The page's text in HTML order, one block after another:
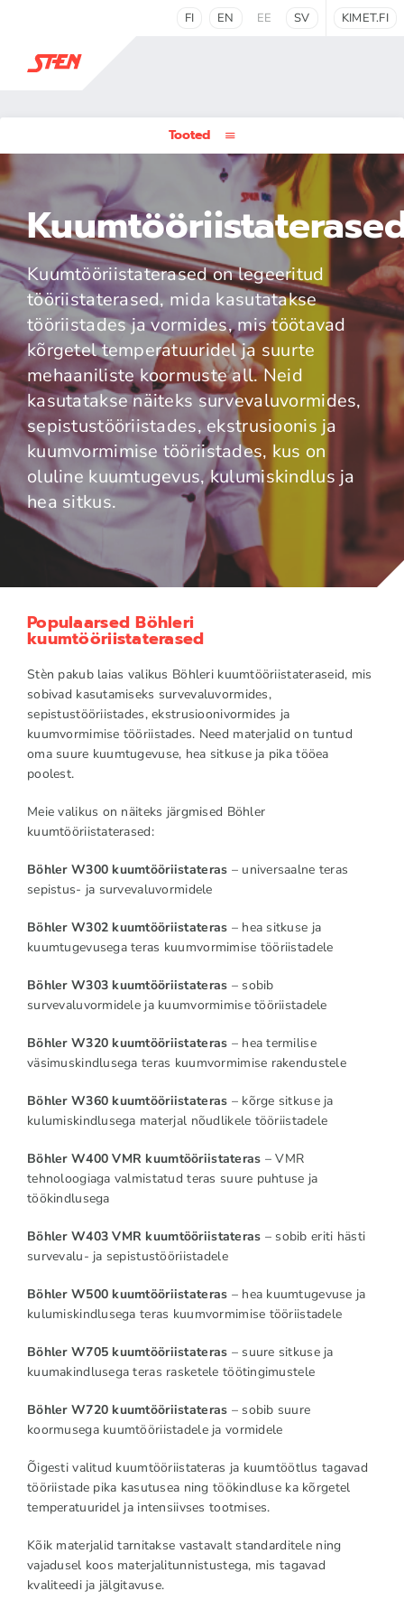
FI EN EE SV KIMET.FI
Tooted
Kuumtööriistaterased on legeeritud
tööriistaterased, mida kasutatakse
tööriistades ja vormides, mis töötavad
kõrgetel temperatuuridel ja suurte
mehaaniliste koormuste all. Neid
kasutatakse näiteks survevaluvormides,
sepistustööriistades, ekstrusioonis ja
kuumvormimise tööriistades, kus on
oluline kuumtugevus, kulumiskindlus ja
hea sitkus.
Populaarsed Böhleri
kuumtööriistaterased
Stèn pakub laias valikus Böhleri kuumtööriistateraseid, mis
sobivad kasutamiseks survevaluvormides,
sepistustööriistades, ekstrusioonivormides ja
kuumvormimise tööriistades. Need materjalid on tuntud
oma suure kuumtugevuse, hea sitkuse ja pika tööea
poolest.
Meie valikus on näiteks järgmised Böhler
kuumtööriistaterased:
Böhler W300 kuumtööriistateras – universaalne teras
sepistus- ja survevaluvormidele
Böhler W302 kuumtööriistateras – hea sitkuse ja
kuumtugevusega teras kuumvormimise tööriistadele
Böhler W303 kuumtööriistateras – sobib
survevaluvormidele ja kuumvormimise tööriistadele
Böhler W320 kuumtööriistateras – hea termilise
väsimuskindlusega teras kuumvormimise rakendustele
Böhler W360 kuumtööriistateras – kõrge sitkuse ja
kulumiskindlusega materjal nõudlikele tööriistadele
Böhler W400 VMR kuumtööriistateras – VMR
tehnoloogiaga valmistatud teras suure puhtuse ja
töökindlusega
Böhler W403 VMR kuumtööriistateras – sobib eriti hästi
survevalu- ja sepistustööriistadele
Böhler W500 kuumtööriistateras – hea kuumtugevuse ja
kulumiskindlusega teras kuumvormimise tööriistadele
Böhler W705 kuumtööriistateras – suure sitkuse ja
kuumakindlusega teras rasketele töötingimustele
Böhler W720 kuumtööriistateras – sobib suure
koormusega kuumtööriistadele ja vormidele
Õigesti valitud kuumtööriistateras ja kuumtöötlus tagavad
tööriistade pika kasutusea ning töökindluse ka kõrgetel
temperatuuridel ja intensiivses tootmises.
Kõik materjalid tarnitakse vastavalt standarditele ning
vajadusel koos materjalitunnistustega, mis tagavad
kvaliteedi ja jälgitavuse.